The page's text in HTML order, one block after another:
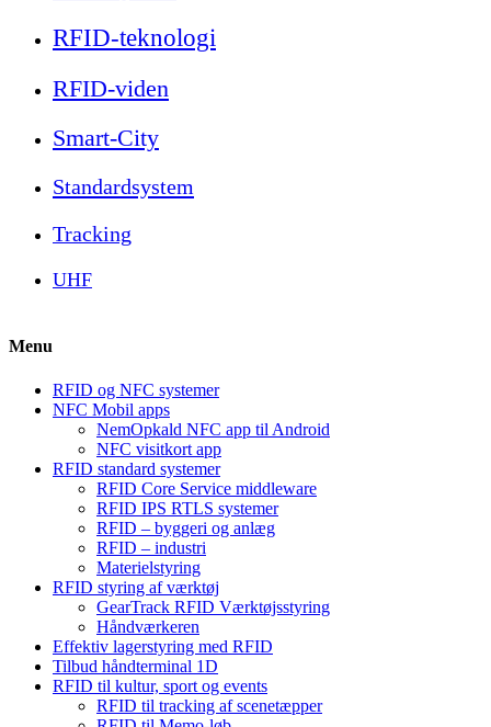
RFID-teknologi
RFID-viden
Smart-City
Standardsystem
Tracking
UHF
Menu
RFID og NFC systemer
NFC Mobil apps
NemOpkald NFC app til Android
NFC visitkort app
RFID standard systemer
RFID Core Service middleware
RFID IPS RTLS systemer
RFID – byggeri og anlæg
RFID – industri
Materielstyring
RFID styring af værktøj
GearTrack RFID Værktøjsstyring
Håndværkeren
Effektiv lagerstyring med RFID
Tilbud håndterminal 1D
RFID til kultur, sport og events
RFID til tracking af scenetæpper